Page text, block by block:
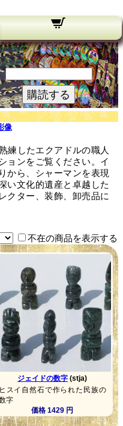
ちのニュースレター：
なたのメールアドレス:
購読する
像
練したエクアドルの職人
ョンをご覧ください。イ
から、シャーマンを表現
い文化的遺産と卓越した
クター、装飾、卸売品に
不在の商品を表示する
ジェイドの数字 (stja)
ヒスイ自然石で作られた民族の
字
価格 1429 円